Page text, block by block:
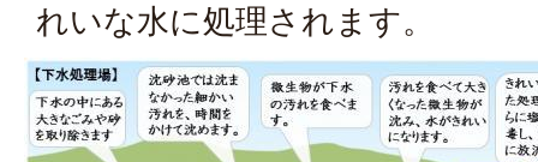
れいな水に処理されます。